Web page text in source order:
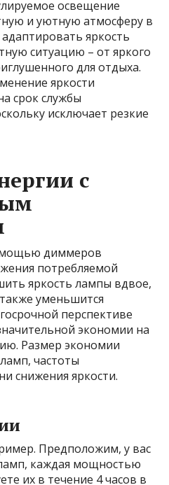
освещение
и уютную атмосферу в
яркость
ситуацию – от яркого
для отдыха.
яркости
срок службы
исключает резкие
с
диммеров
потребляемой
яркость лампы вдвое,
уменьшится
перспективе
экономии на
Размер экономии
частоты
снижения яркости.
Предположим, у вас
каждая мощностью
их в течение 4 часов в